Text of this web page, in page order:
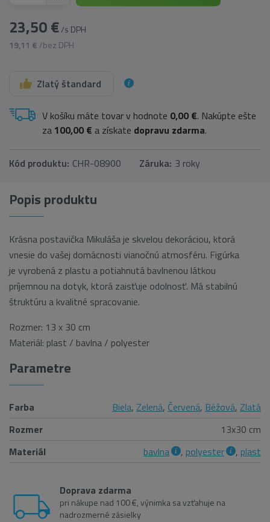
23,50 €/s DPH
19,11 € /bez DPH
Zlatý štandard
V košíku máte tovar v hodnote 0,00 €. Nakúpte ešte
za 100,00 € a získate dopravu zdarma.
Kód produktu: CHR-08900 Záruka: 3 roky
Popis produktu
Krásna postavička Mikuláša je skvelou dekoráciou, ktorá
vnesie do vašej domácnosti vianočnú atmosféru. Figúrka
je vyrobená z plastu a potiahnutá bavlnenou látkou
príjemnou na dotyk, ktorá zaisťuje odolnosť. Má stabilnú
štruktúru a kvalitné spracovanie.
Rozmer: 13 x 30 cm
Materiál: plast / bavlna / polyester
Parametre
Farba Biela, Zelená, Červená, Béžová, Zlatá
Rozmer
13x30 cm
Materiál
bavlna , polyester , plast
Doprava zdarma
pri nákupe nad 100 €, výnimka sa vzťahuje na
nadrozmerné zásielky